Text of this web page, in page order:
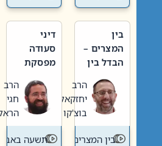
בין
המצרים –
הבדל בין
חדשה
לישנה
הרב
יחזקאל
בוצ'קו
בין המצרים
דיני
סעודה
מפסקת
תשעה
באב
הרב
חגי
הראל
תשעה באב